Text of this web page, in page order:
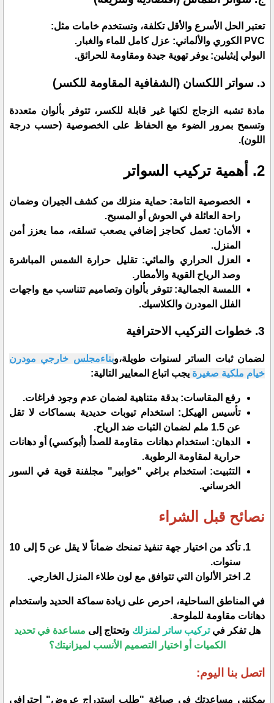
​تعتبر الحل الأسرع والأقل تكلفة، وتستخدم خامات مثل:
​PVC الكوري والألماني: عزل كامل للماء والغبار.
​البولي إيثيلين: يوفر تهوية جيدة ومقاومة للحرائق.
​د. سواتر اللكسان (الشفافية المقاومة للكسر)
​مادة تشبه الزجاج لكنها غير قابلة للكسر، تتوفر بألوان متعددة
وتسمح بمرور الضوء مع الحفاظ على الخصوصية (حسب درجة
اللون).
2. أهمية تركيب السواتر
​الخصوصية التامة: حماية منزلك من كشف الجيران وضمان
راحة العائلة في الحوش أو المسبح.
​الأمان: تعمل كحاجز إضافي يصعب تسلقه، مما يعزز أمن
المنزل.
​العزل الحراري والمائي: تقليل حرارة الشمس المباشرة
وصد الرياح القوية والأمطار.
​اللمسة الجمالية: تتوفر بألوان وتصاميم تتناسب مع واجهات
الفلل المودرن والكلاسيك.
3. خطوات التركيب الاحترافية
​لضمان ثبات الساتر لسنوات طويلة،وبناءمجلس خارجي مودرن
خيام ملكية صغيرة يجب اتباع المعايير التالية:
​رفع المقاسات: بدقة متناهية لضمان عدم وجود فراغات.
​تأسيس الهيكل: استخدام تيوبات حديدية بسماكات لا تقل
عن 1.5 ملم لضمان الثبات ضد الرياح.
​الدهان: استخدام دهانات مقاومة للصدأ (أبوكسي) أو دهانات
حرارية لمقاومة الرطوبة.
​التثبيت: استخدام براغي "خوابير" مجلفنة قوية في السور
الخرساني.
​نصائح قبل الشراء
​تأكد من اختيار جهة تنفيذ تمنحك ضماناً لا يقل عن 5 إلى 10
سنوات.
​اختر الألوان التي تتوافق مع لون طلاء المنزل الخارجي.
​في المناطق الساحلية، احرص على زيادة سماكة الحديد واستخدام
دهانات مقاومة للملوحة.
​هل تفكر فيتركيب ساتر لمنزلك وتحتاج إلى مساعدة في تحديد
الكميات أو اختيار التصميم الأنسب لميزانيتك؟
اتصل بنا اليوم:
يمكنني مساعدتك في صياغة "طلب استدراج عروض" احترافي